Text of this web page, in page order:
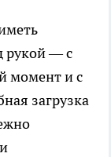
рукой — с
момент и с
загрузка